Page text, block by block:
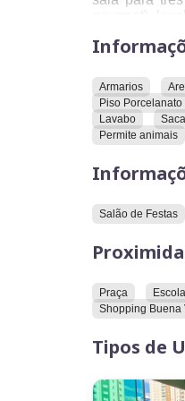
gourmet),
cooktop), e
O
todo o
Possui
Condomínio:
Armarios
Piso Porcelanato
Lavabo
Permite animais
Salão de Festas
Praça
Shopping Buena
Tipos de